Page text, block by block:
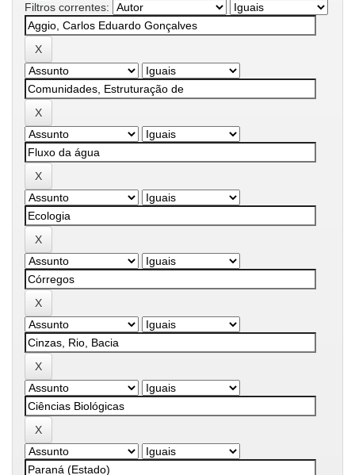
Filtros correntes: